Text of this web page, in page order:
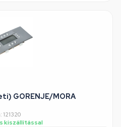
GORENJE/MORA
121320
kiszállítással